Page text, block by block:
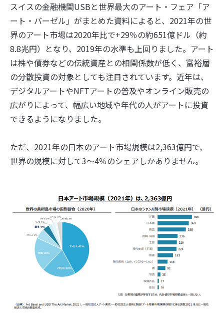
スイスの金融機関USBと世界最大のアート・フェア「ア
ート・バーゼル」がまとめた資料によると、2021年の世
界のアート市場は2020年比で+29％の約651億ドル（約
8.8兆円）となり、2019年の水準も上回りました。アート
は株や債券などの伝統資産との相関係数が低く、富裕層
の分散投資の対象としても注目されています。近年は、
デジタルアートやNFTアートの普及やオンライン販売の
広がりによって、幅広い地域や年代の人がアートに投資
できるようになりました。
ただ、2021年の日本のアート市場規模は2,363億円で、
世界の規模に対して3〜4％のシェアしかありません。